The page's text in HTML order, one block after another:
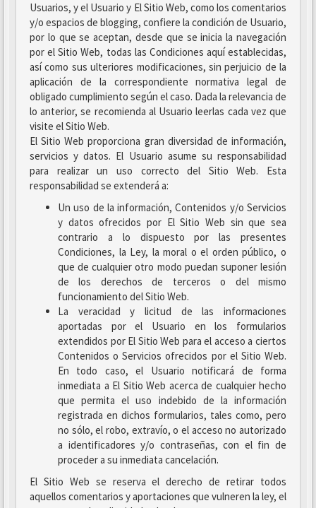
Usuarios, y el Usuario y El Sitio Web, como los comentarios
y/o espacios de blogging, confiere la condición de Usuario,
por lo que se aceptan, desde que se inicia la navegación
por el Sitio Web, todas las Condiciones aquí establecidas,
así como sus ulteriores modificaciones, sin perjuicio de la
aplicación de la correspondiente normativa legal de
obligado cumplimiento según el caso. Dada la relevancia de
lo anterior, se recomienda al Usuario leerlas cada vez que
visite el Sitio Web.
El Sitio Web proporciona gran diversidad de información,
servicios y datos. El Usuario asume su responsabilidad
para realizar un uso correcto del Sitio Web. Esta
responsabilidad se extenderá a:
Un uso de la información, Contenidos y/o Servicios
y datos ofrecidos por El Sitio Web sin que sea
contrario a lo dispuesto por las presentes
Condiciones, la Ley, la moral o el orden público, o
que de cualquier otro modo puedan suponer lesión
de los derechos de terceros o del mismo
funcionamiento del Sitio Web.
La veracidad y licitud de las informaciones
aportadas por el Usuario en los formularios
extendidos por El Sitio Web para el acceso a ciertos
Contenidos o Servicios ofrecidos por el Sitio Web.
En todo caso, el Usuario notificará de forma
inmediata a El Sitio Web acerca de cualquier hecho
que permita el uso indebido de la información
registrada en dichos formularios, tales como, pero
no sólo, el robo, extravío, o el acceso no autorizado
a identificadores y/o contraseñas, con el fin de
proceder a su inmediata cancelación.
El Sitio Web se reserva el derecho de retirar todos
aquellos comentarios y aportaciones que vulneren la ley, el